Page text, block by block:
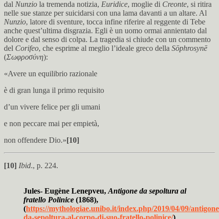
dal Nunzio la tremenda notizia, Euridice, moglie di Creonte, si ritira
nelle sue stanze per suicidarsi con una lama davanti a un altare. Al
Nunzio, latore di sventure, tocca infine riferire al reggente di Tebe
anche quest’ultima disgrazia. Egli è un uomo ormai annientato dal
dolore e dal senso di colpa. La tragedia si chiude con un commento
del Corifeo, che esprime al meglio l’ideale greco della Sōphrosynē
(Σωφροσύνη):
«Avere un equilibrio razionale
è di gran lunga il primo requisito
d’un vivere felice per gli umani
e non peccare mai per empietà,
non offendere Dio.»[10]
[10] Ibid., p. 224.
Jules- Eugène Lenepveu, Antigone da sepoltura al
fratello Polinice (1868),
(https://mythologiae.unibo.it/index.php/2019/04/09/
da-sepoltura-al-corpo-di-suo-fratello-polinice/)